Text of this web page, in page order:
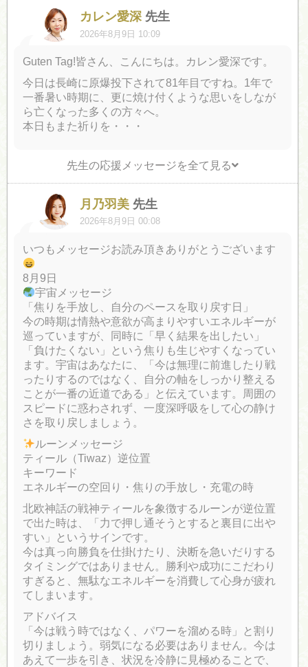
カレン愛深 先生
2026年8月9日 10:09
Guten Tag!皆さん、こんにちは。カレン愛深です。
今日は長崎に原爆投下されて81年目ですね。1年で
一番暑い時期に、更に焼け付くような思いをしなが
ら亡くなった多くの方々へ。
本日もまた祈りを・・・
先生の応援メッセージを全て見る
月乃羽美 先生
2026年8月9日 00:08
いつもメッセージお読み頂きありがとうございます
8月9日
宇宙メッセージ
「焦りを手放し、自分のペースを取り戻す日」
今の時期は情熱や意欲が高まりやすいエネルギーが
巡っていますが、同時に「早く結果を出したい」
「負けたくない」という焦りも生じやすくなってい
ます。宇宙はあなたに、「今は無理に前進したり戦
ったりするのではなく、自分の軸をしっかり整える
ことが一番の近道である」と伝えています。周囲の
スピードに惑わされず、一度深呼吸をして心の静け
さを取り戻しましょう。
ルーンメッセージ
ティール（Tiwaz）逆位置
キーワード
エネルギーの空回り・焦りの手放し・充電の時
北欧神話の戦神ティールを象徴するルーンが逆位置
で出た時は、「力で押し通そうとすると裏目に出や
すい」というサインです。
今は真っ向勝負を仕掛けたり、決断を急いだりする
タイミングではありません。勝利や成功にこだわり
すぎると、無駄なエネルギーを消費して心身が疲れ
てしまいます。
アドバイス
「今は戦う時ではなく、パワーを溜める時」と割り
切りましょう。弱気になる必要はありません。今は
あえて一歩を引き、状況を冷静に見極めることで、